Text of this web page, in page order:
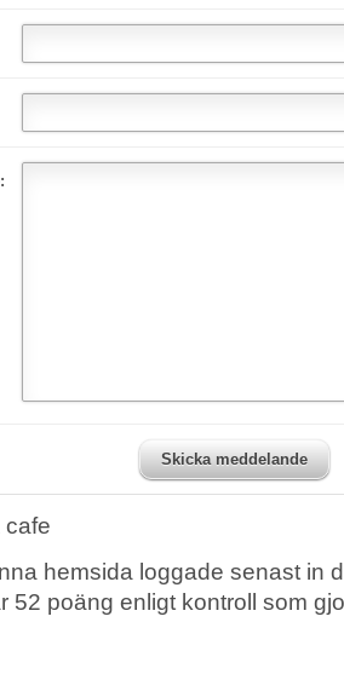
Skicka meddelande
cafe
hemsida loggade senast in
52 poäng enligt kontroll som